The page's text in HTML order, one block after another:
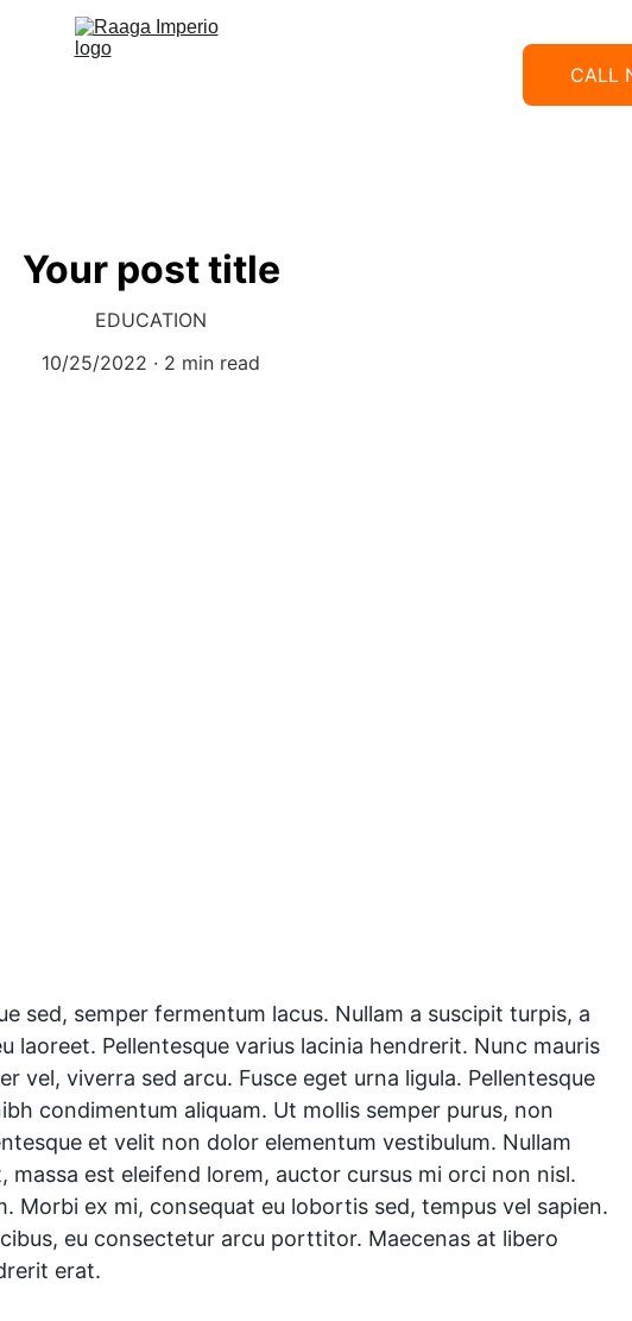
CALL
Your post title
EDUCATION
10/25/2022
2 min read
sed, semper fermentum lacus. Nullam a suscipit turpis, a
laoreet. Pellentesque varius lacinia hendrerit. Nunc mauris
vel, viverra sed arcu. Fusce eget urna ligula. Pellentesque
condimentum aliquam. Ut mollis semper purus, non
et velit non dolor elementum vestibulum. Nullam
est eleifend lorem, auctor cursus mi orci non nisl.
Morbi ex mi, consequat eu lobortis sed, tempus vel sapien.
eu consectetur arcu porttitor. Maecenas at libero
erat.